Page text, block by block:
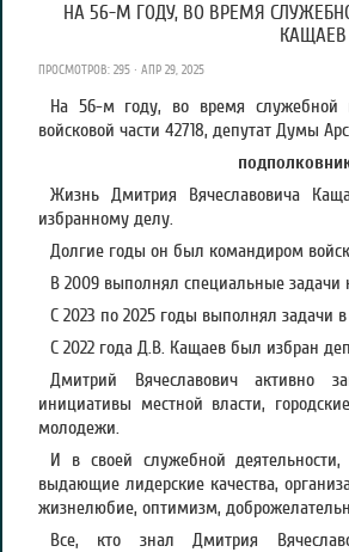
НА 56-М ГОДУ, ВО ВРЕМЯ
ПРОСМОТРОВ: 295 · АПР 29, 2025
На 56-м году, во время служебной
войсковой части 42718, депутат Думы
Жизнь Дмитрия Вячеславовича
избранному делу.
Долгие годы он был командиром
В 2009 выполнял специальные задачи
С 2023 по 2025 годы выполнял задачи
С 2022 года Д.В. Кащаев был избран
Дмитрий Вячеславович активно
инициативы местной власти,
молодежи.
И в своей служебной
выдающие лидерские качества,
жизнелюбие, оптимизм,
Все, кто знал Дмитрия